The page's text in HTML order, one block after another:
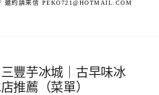
請來信 PEKO721@HOTMAIL.COM
三豐芋冰城｜古早味冰
推薦（菜單）